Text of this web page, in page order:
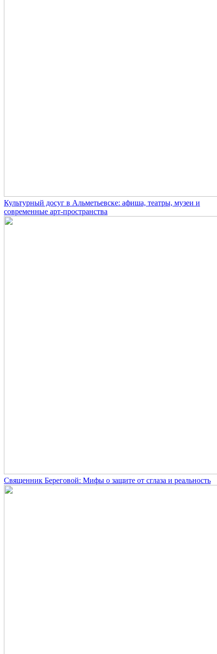
Культурный досуг в Альметьевске: афиша, театры, музеи и
современные арт-пространства
Священник Береговой: Мифы о защите от сглаза и реальность